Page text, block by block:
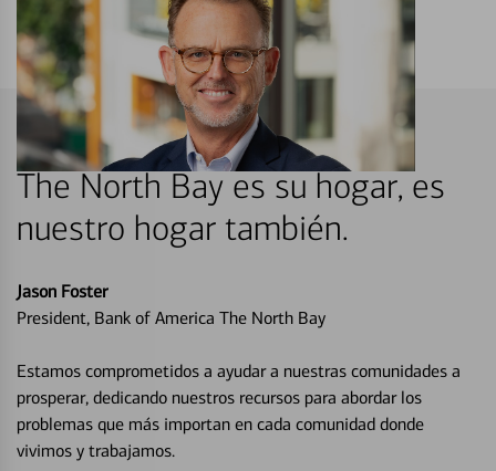
The North Bay es su hogar, es
nuestro hogar también.
Jason Foster
President, Bank of America The North Bay
Estamos comprometidos a ayudar a nuestras comunidades a
prosperar, dedicando nuestros recursos para abordar los
problemas que más importan en cada comunidad donde
vivimos y trabajamos.